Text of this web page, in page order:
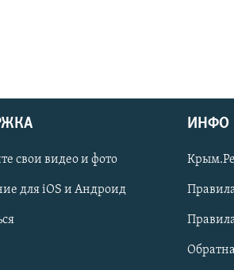
свои видео и фото
для iOS и Андроид
ИНФО